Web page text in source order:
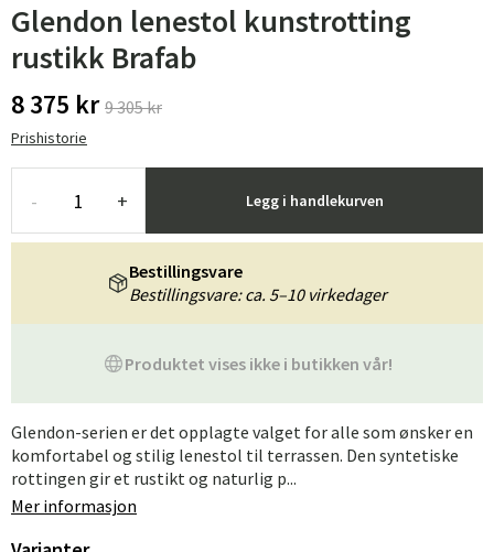
Glendon lenestol kunstrotting
rustikk Brafab
8 375 kr 9 305 kr
Prishistorie
- + Legg i handlekurven
Produktet vises ikke i butikken vår!
Bestillingsvare
Bestillingsvare: ca. 5–10 virkedager
Glendon-serien er det opplagte valget for alle som ønsker en
komfortabel og stilig lenestol til terrassen. Den syntetiske
rottingen gir et rustikt og naturlig p...
Mer informasjon